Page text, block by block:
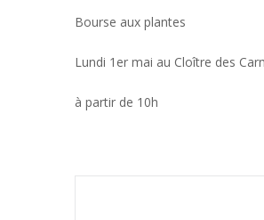
Bourse aux plantes
Lundi 1er mai au Cloître des
à partir de 10h